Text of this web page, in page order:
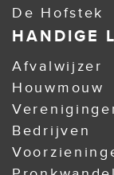
De Hofstek
HANDIGE
Afvalwijzer
Houwmouw
Bedrijven